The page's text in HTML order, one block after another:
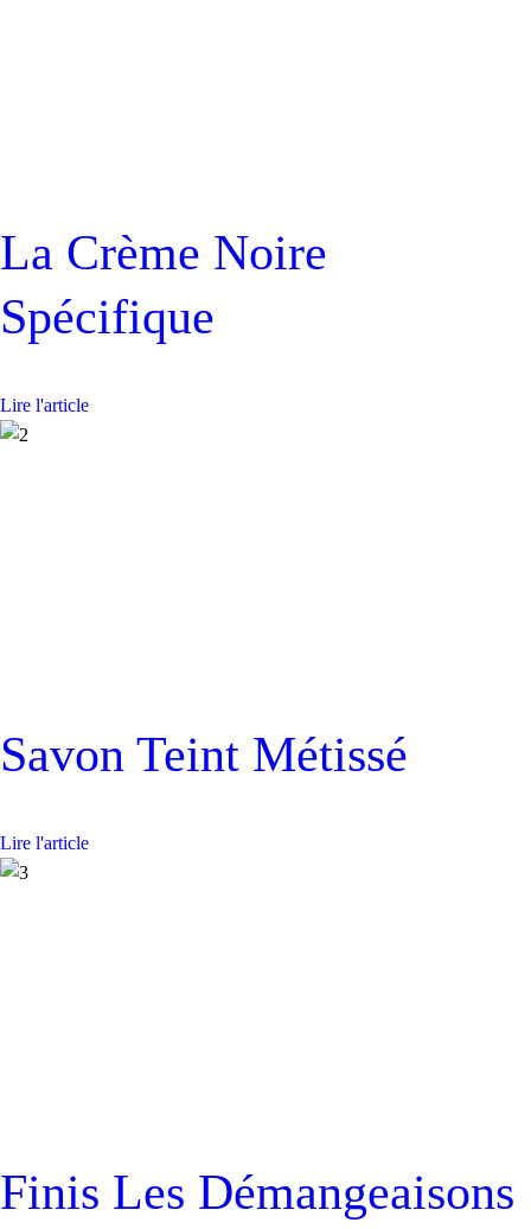
La Crème Noire
Spécifique
Lire l'article
Savon Teint Métissé
Lire l'article
Finis Les Démangeaisons